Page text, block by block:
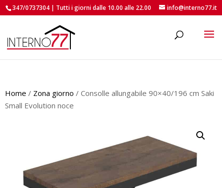
347/0737304 | Tutti i giorni dalle 10.00 alle 22.00 info@interno77.it
Home / Zona giorno / Consolle allungabile 90×40/196 cm Saki
Small Evolution noce